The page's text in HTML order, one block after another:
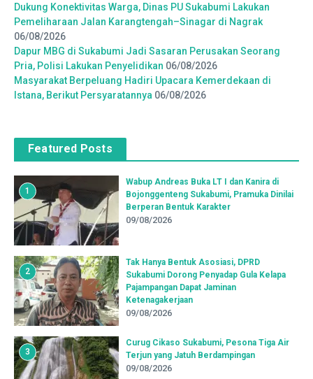
Dukung Konektivitas Warga, Dinas PU Sukabumi Lakukan
Pemeliharaan Jalan Karangtengah–Sinagar di Nagrak
06/08/2026
Dapur MBG di Sukabumi Jadi Sasaran Perusakan Seorang
Pria, Polisi Lakukan Penyelidikan 06/08/2026
Masyarakat Berpeluang Hadiri Upacara Kemerdekaan di
Istana, Berikut Persyaratannya 06/08/2026
Featured Posts
1
Wabup Andreas Buka LT I dan Kanira di
Bojonggenteng Sukabumi, Pramuka Dinilai
Berperan Bentuk Karakter
09/08/2026
2
Tak Hanya Bentuk Asosiasi, DPRD
Sukabumi Dorong Penyadap Gula Kelapa
Pajampangan Dapat Jaminan
Ketenagakerjaan
09/08/2026
3
Curug Cikaso Sukabumi, Pesona Tiga Air
Terjun yang Jatuh Berdampingan
09/08/2026